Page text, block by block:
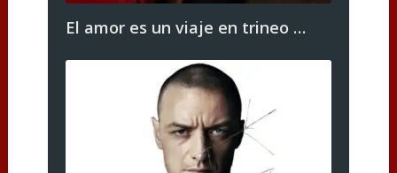
El amor es un viaje en trineo …